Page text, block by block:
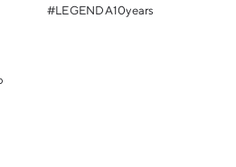
#LEGENDA10years